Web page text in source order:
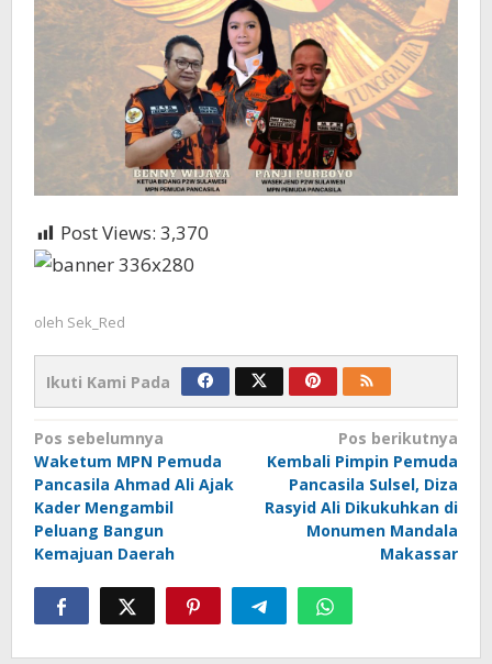
Post Views: 3,370
oleh Sek_Red
Ikuti Kami Pada
Navigasi
pos
Pos sebelumnya
Waketum MPN Pemuda
Pancasila Ahmad Ali Ajak
Kader Mengambil
Peluang Bangun
Kemajuan Daerah
Pos berikutnya
Kembali Pimpin Pemuda
Pancasila Sulsel, Diza
Rasyid Ali Dikukuhkan di
Monumen Mandala
Makassar